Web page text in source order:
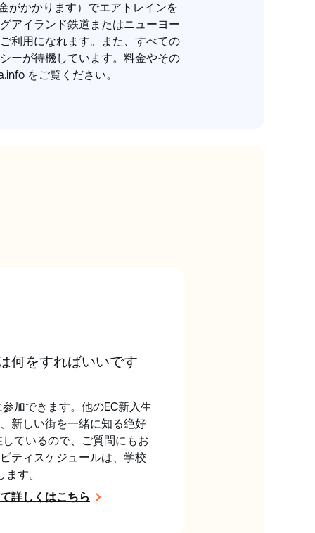
がかかります）でエアトレインを
アイランド鉄道またはニューヨー
利用になれます。また、すべての
ーが待機しています。料金やその
をご覧ください。
何をすればいいです
加できます。他のEC新入生
新しい街を一緒に知る絶好
ているので、ご質問にもお
ティスケジュールは、学校
す。
詳しくはこちら